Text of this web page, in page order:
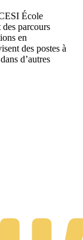
École
des parcours
en
des postes à
d’autres